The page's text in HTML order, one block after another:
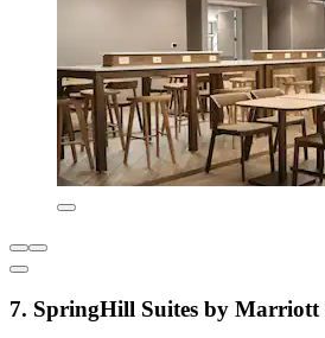
7. SpringHill Suites by